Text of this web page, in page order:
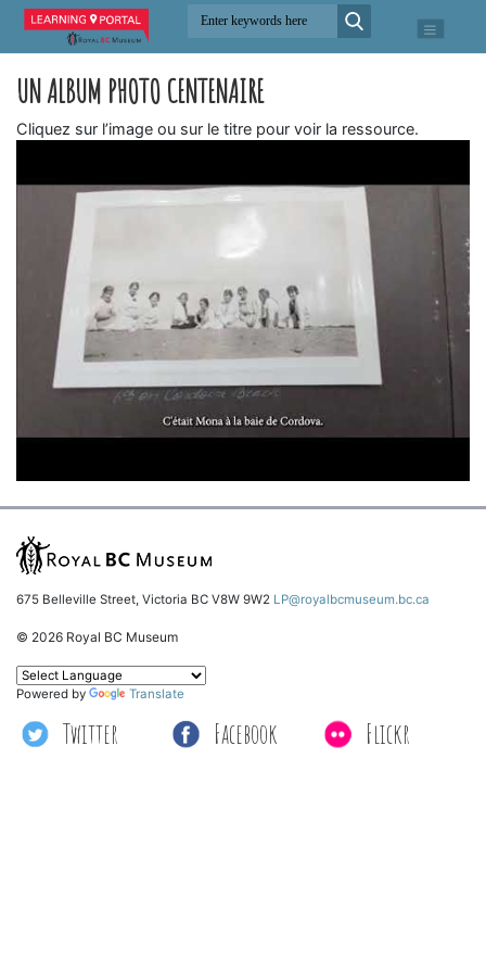
UN ALBUM PHOTO CENTENAIRE
Cliquez sur l’image ou sur le titre pour voir la ressource.
675 Belleville Street, Victoria BC V8W 9W2 LP@royalbcmuseum.bc.ca
© 2026 Royal BC Museum
Twitter Facebook Flickr
Powered by Translate